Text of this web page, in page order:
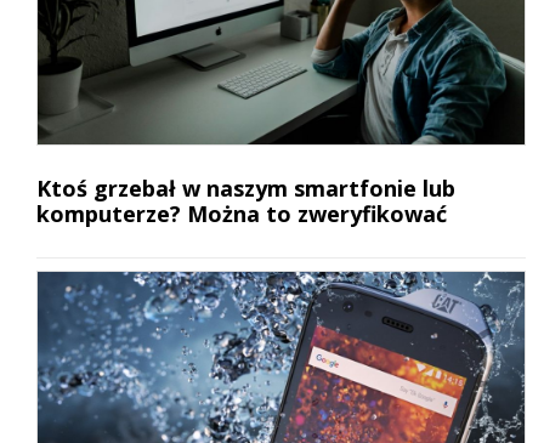
Ktoś grzebał w naszym smartfonie lub
komputerze? Można to zweryfikować